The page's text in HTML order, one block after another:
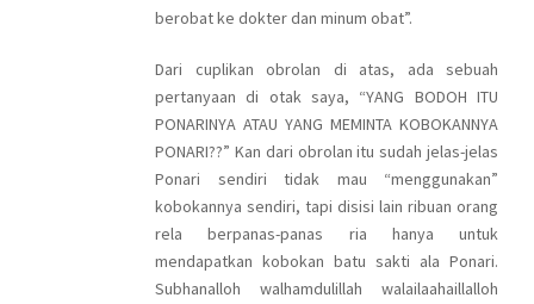
berobat ke dokter dan minum obat”.
Dari cuplikan obrolan di atas, ada sebuah
pertanyaan di otak saya, “YANG BODOH ITU
PONARINYA ATAU YANG MEMINTA KOBOKANNYA
PONARI??” Kan dari obrolan itu sudah jelas-jelas
Ponari sendiri tidak mau “menggunakan”
kobokannya sendiri, tapi disisi lain ribuan orang
rela berpanas-panas ria hanya untuk
mendapatkan kobokan batu sakti ala Ponari.
Subhanalloh walhamdulillah walailaahaillalloh